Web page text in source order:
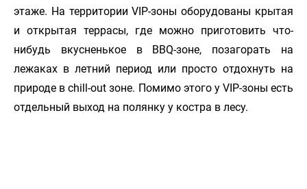
этаже. На территории VIP-зоны оборудованы крытая
и открытая террасы, где можно приготовить что-
нибудь вкусненькое в BBQ-зоне, позагорать на
лежаках в летний период или просто отдохнуть на
природе в chill-out зоне. Помимо этого у VIP-зоны есть
отдельный выход на полянку у костра в лесу.